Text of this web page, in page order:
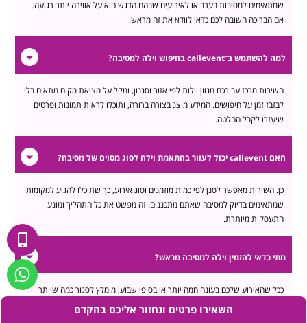
השאירו פרטים ונחזור אליכם בהקדם
שמתאימים למסיבות בערב או לאירועים שבהם הדגש הוא על אווירה יותר רגועה.
אם הבריכה חשובה לכם כדאי לוודא את זה מראש.
למה להשתמש ב־callevent בחיפוש וילה למסיבה?
השירות מרכז עבורכם מגוון וילות לפי אזור וסגנון, ומקל על מציאת מקום מתאים בלי
לבזבז זמן על חיפושים. המידע מוצג בצורה ברורה, ותוכלו לראות תמונות ופרטים
שיעזרו לקבל החלטה.
האם callevent יכול לעזור בהתאמת וילה לסוג מסוים של מסיבה?
כן. השירות מאפשר לסנן לפי כמות מוזמנים וסוג אירוע, כך שתוכלו להגיע למקומות
שמתאימים בדיוק למסיבה שאתם מתכננים. זה מפשט את כל התהליך ומונע
התעסקות מיותרת.
מתי כדאי להזמין וילה למסיבה מראש?
ככל שהאירוע שלכם בעונה חמה יותר או בסופי שבוע, מומלץ לסגור כמה שיותר
מוקדם. כך מגדילים את הסיכוי למצוא וילה פנויה שמתאימה לצרכים שלכם.